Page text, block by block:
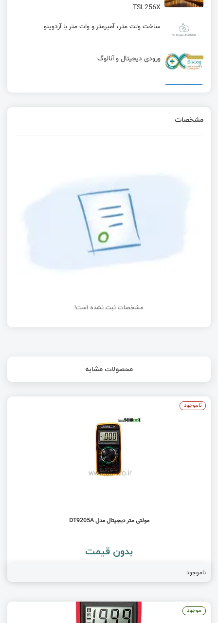
TSL256X
ساخت ولت متر، آمپرمتر و وات متر با آردوینو
ورودی دیجیتال و آنالوگ
عناصر حافظه در سیستم‌های دیجیتال
راه اندازی ADS1115 ماژول مبدل آنالوگ به دیجیتال
مشخصات
مشخصات ثبت نشده است!
محصولات مشابه
مولتی متر دیجیتال مدل DT9205A
بدون قیمت
ناموجود
ناموجود
موجود